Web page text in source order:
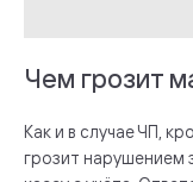
Чем грозит
Как и в случае ЧП,
грозит нарушением